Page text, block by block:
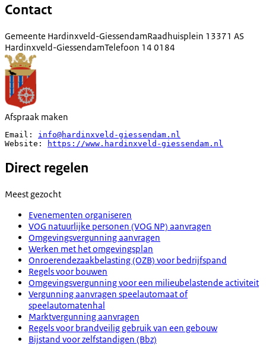
Contact
Gemeente Hardinxveld-GiessendamRaadhuisplein 1 3371 AS
Hardinxveld-GiessendamTelefoon 14 0184
Afspraak maken
Email: info@hardinxveld-giessendam.nl
Website:
https://www.hardinxveld-giessendam.nl
Direct regelen
Meest gezocht
Evenementen organiseren
VOG natuurlijke personen (VOG NP) aanvragen
Omgevingsvergunning aanvragen
Werken met het omgevingsplan
Onroerendezaakbelasting (OZB) voor bedrijfspand
Regels voor bouwen
Omgevingsvergunning voor een milieubelastende activiteit
Vergunning aanvragen speelautomaat of
speelautomatenhal
Marktvergunning aanvragen
Regels voor brandveilig gebruik van een gebouw
Bijstand voor zelfstandigen (Bbz)